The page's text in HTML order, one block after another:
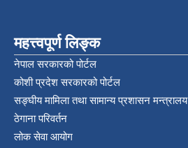
महत्त्वपूर्ण लिङ्क
नेपाल सरकारको पोर्टल
कोशी प्रदेश सरकारको पोर्टल
सङ्‍घीय मामिला तथा सामान्य प्रशासन मन्त्रालय
ठेगाना परिवर्तन
लोक सेवा आयोग